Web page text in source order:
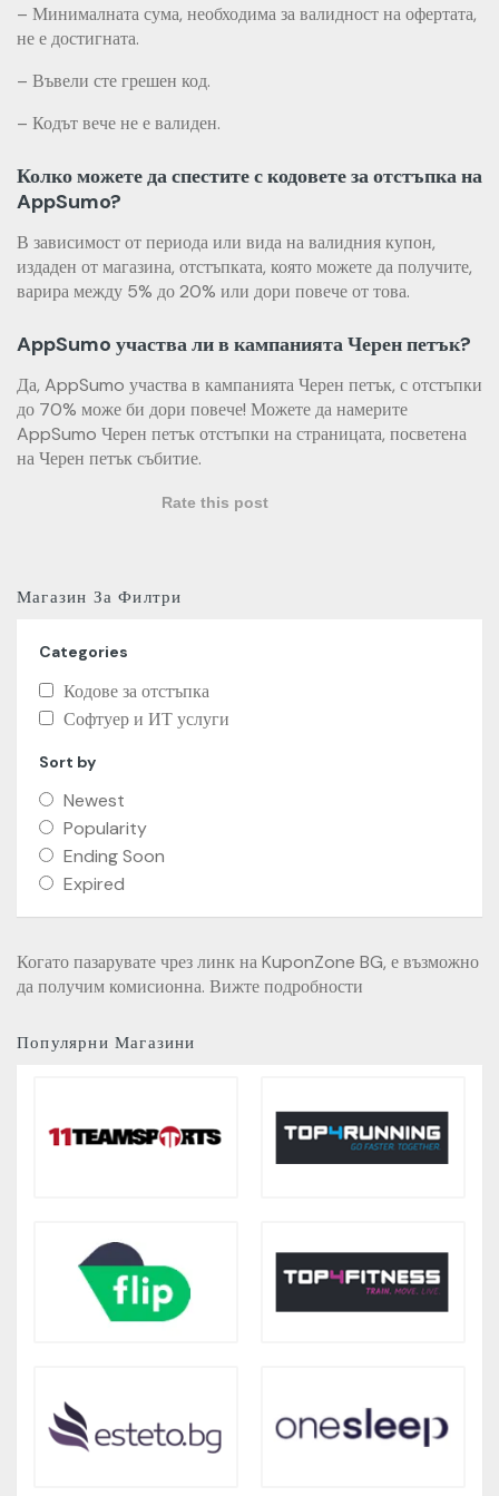
– Минималната сума, необходима за валидност на офертата,
не е достигната.
– Въвели сте грешен код.
– Кодът вече не е валиден.
Колко можете да спестите с кодовете за отстъпка на
AppSumo?
В зависимост от периода или вида на валидния купон,
издаден от магазина, отстъпката, която можете да получите,
варира между 5% до 20% или дори повече от това.
AppSumo участва ли в кампанията Черен петък?
Да, AppSumo участва в кампанията Черен петък, с отстъпки
до 70% може би дори повече! Можете да намерите
AppSumo Черен петък отстъпки на страницата, посветена
на Черен петък събитие.
Rate this post
Магазин За Филтри
Categories
Кодове за отстъпка
Софтуер и ИТ услуги
Sort by
Newest
Popularity
Ending Soon
Expired
Когато пазарувате чрез линк на KuponZone BG, е възможно
да получим комисионна. Вижте подробности
Популярни Магазини